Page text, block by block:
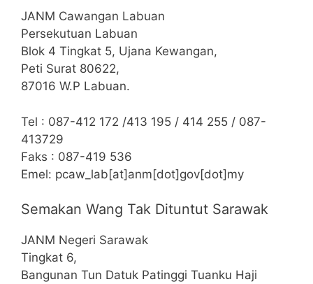
JANM Cawangan Labuan
Persekutuan Labuan
Blok 4 Tingkat 5, Ujana Kewangan,
Peti Surat 80622,
87016 W.P Labuan.
Tel : 087-412 172 /413 195 / 414 255 / 087-
413729
Faks : 087-419 536
Emel: pcaw_lab[at]anm[dot]gov[dot]my
Semakan Wang Tak Dituntut Sarawak
JANM Negeri Sarawak
Tingkat 6,
Bangunan Tun Datuk Patinggi Tuanku Haji